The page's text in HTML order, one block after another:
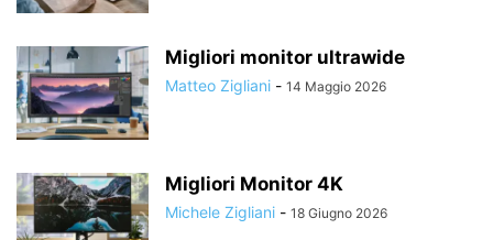
Migliori monitor ultrawide
Matteo Zigliani - 14 Maggio 2026
Migliori Monitor 4K
Michele Zigliani - 18 Giugno 2026